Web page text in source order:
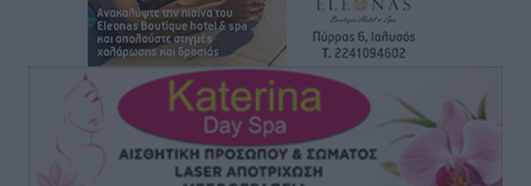
Αθλητικά• πριν 7 ώρες
Ο Πελεκάνος, οι ανεμογεννήτριες και μια κοινότητα
που κανείς δεν ρώτησε
Δημο-Κρίσεις• πριν 7 ώρες